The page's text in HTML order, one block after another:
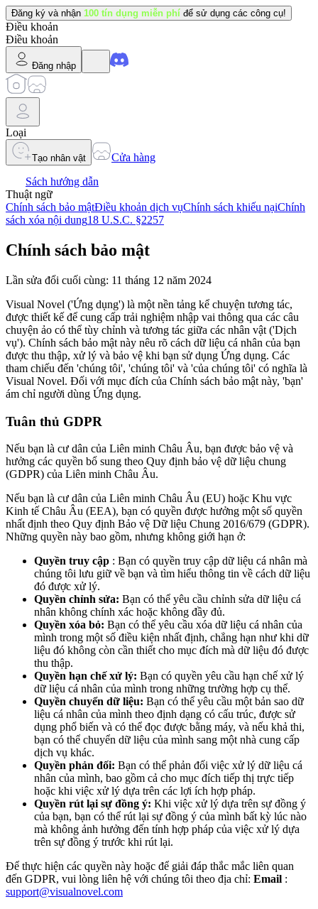
Đăng ký và nhận 100 tín dụng miễn phí để sử dụng các công cụ!
Điều khoản
Điều khoản
Đăng nhập
Loại
Tạo nhân vật
Cửa hàng
Sách hướng dẫn
Thuật ngữ
Chính sách bảo mậtĐiều khoản dịch vụChính sách khiếu nạiChính
sách xóa nội dung18 U.S.C. §2257
Chính sách bảo mật
Lần sửa đổi cuối cùng: 11 tháng 12 năm 2024
Visual Novel ('Ứng dụng') là một nền tảng kể chuyện tương tác,
được thiết kế để cung cấp trải nghiệm nhập vai thông qua các câu
chuyện ảo có thể tùy chỉnh và tương tác giữa các nhân vật ('Dịch
vụ'). Chính sách bảo mật này nêu rõ cách dữ liệu cá nhân của bạn
được thu thập, xử lý và bảo vệ khi bạn sử dụng Ứng dụng. Các
tham chiếu đến 'chúng tôi', 'chúng tôi' và 'của chúng tôi' có nghĩa là
Visual Novel. Đối với mục đích của Chính sách bảo mật này, 'bạn'
ám chỉ người dùng Ứng dụng.
Tuân thủ GDPR
Nếu bạn là cư dân của Liên minh Châu Âu, bạn được bảo vệ và
hưởng các quyền bổ sung theo Quy định bảo vệ dữ liệu chung
(GDPR) của Liên minh Châu Âu.
Nếu bạn là cư dân của Liên minh Châu Âu (EU) hoặc Khu vực
Kinh tế Châu Âu (EEA), bạn có quyền được hưởng một số quyền
nhất định theo Quy định Bảo vệ Dữ liệu Chung 2016/679 (GDPR).
Những quyền này bao gồm, nhưng không giới hạn ở:
Quyền truy cập : Bạn có quyền truy cập dữ liệu cá nhân mà
chúng tôi lưu giữ về bạn và tìm hiểu thông tin về cách dữ liệu
đó được xử lý.
Quyền chỉnh sửa: Bạn có thể yêu cầu chỉnh sửa dữ liệu cá
nhân không chính xác hoặc không đầy đủ.
Quyền xóa bỏ: Bạn có thể yêu cầu xóa dữ liệu cá nhân của
mình trong một số điều kiện nhất định, chẳng hạn như khi dữ
liệu đó không còn cần thiết cho mục đích mà dữ liệu đó được
thu thập.
Quyền hạn chế xử lý: Bạn có quyền yêu cầu hạn chế xử lý
dữ liệu cá nhân của mình trong những trường hợp cụ thể.
Quyền chuyển dữ liệu: Bạn có thể yêu cầu một bản sao dữ
liệu cá nhân của mình theo định dạng có cấu trúc, được sử
dụng phổ biến và có thể đọc được bằng máy, và nếu khả thi,
bạn có thể chuyển dữ liệu của mình sang một nhà cung cấp
dịch vụ khác.
Quyền phản đối: Bạn có thể phản đối việc xử lý dữ liệu cá
nhân của mình, bao gồm cả cho mục đích tiếp thị trực tiếp
hoặc khi việc xử lý dựa trên các lợi ích hợp pháp.
Quyền rút lại sự đồng ý: Khi việc xử lý dựa trên sự đồng ý
của bạn, bạn có thể rút lại sự đồng ý của mình bất kỳ lúc nào
mà không ảnh hưởng đến tính hợp pháp của việc xử lý dựa
trên sự đồng ý trước khi rút lại.
Để thực hiện các quyền này hoặc để giải đáp thắc mắc liên quan
đến GDPR, vui lòng liên hệ với chúng tôi theo địa chỉ: Email :
support@visualnovel.com